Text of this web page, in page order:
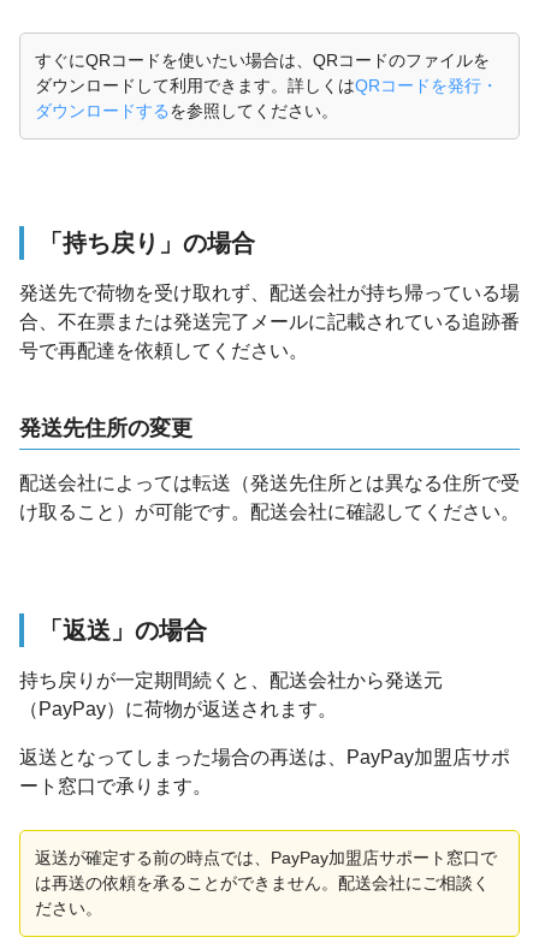
すぐにQRコードを使いたい場合は、QRコードのファイルを
ダウンロードして利用できます。詳しくはQRコードを発行・
ダウンロードするを参照してください。
「持ち戻り」の場合
発送先で荷物を受け取れず、配送会社が持ち帰っている場
合、不在票または発送完了メールに記載されている追跡番
号で再配達を依頼してください。
発送先住所の変更
配送会社によっては転送（発送先住所とは異なる住所で受
け取ること）が可能です。配送会社に確認してください。
「返送」の場合
持ち戻りが一定期間続くと、配送会社から発送元
（PayPay）に荷物が返送されます。
返送となってしまった場合の再送は、PayPay加盟店サポ
ート窓口で承ります。
返送が確定する前の時点では、PayPay加盟店サポート窓口で
は再送の依頼を承ることができません。配送会社にご相談く
ださい。